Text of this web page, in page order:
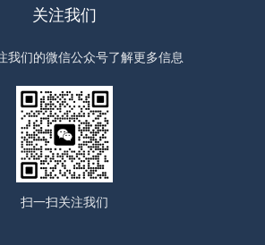
关注我们
我们的微信公众号了解更多信息
扫一扫关注我们